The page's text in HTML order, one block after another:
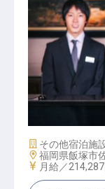
【HOTEL
ネージャー
施設業態
その他宿泊施
勤務地
福岡県飯塚市
給与
月給／